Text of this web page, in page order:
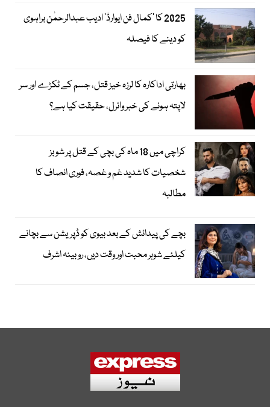
2025 کا ’کمال فن ایوارڈ‘ ادیب عبدالرحمٰن براہوی
کو دینے کا فیصلہ
بھارتی اداکارہ کا لرزہ خیز قتل، جسم کے ٹکڑے اور سر
لاپتہ ہونے کی خبر وائرل، حقیقت کیا ہے؟
کراچی میں 18 ماہ کی بچی کے قتل پر شوبز
شخصیات کا شدید غم و غصہ، فوری انصاف کا
مطالبہ
بچے کی پیدائش کے بعد بیوی کو ڈپریشن سے بچانے
کیلئے شوہر محبت اور وقت دیں، روبینہ اشرف